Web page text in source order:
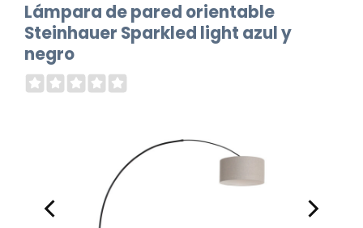
Lámpara de pared orientable
Steinhauer Sparkled light azul y
negro